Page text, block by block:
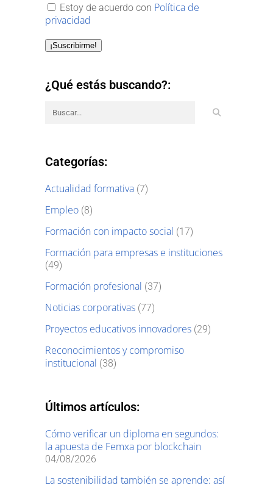
Estoy de acuerdo con Política de
privacidad
¡Suscribirme!
¿Qué estás buscando?:
Categorías:
Actualidad formativa (7)
Empleo (8)
Formación con impacto social (17)
Formación para empresas e instituciones
(49)
Formación profesional (37)
Noticias corporativas (77)
Proyectos educativos innovadores (29)
Reconocimientos y compromiso
institucional (38)
Últimos artículos:
Cómo verificar un diploma en segundos:
la apuesta de Femxa por blockchain
04/08/2026
La sostenibilidad también se aprende: así